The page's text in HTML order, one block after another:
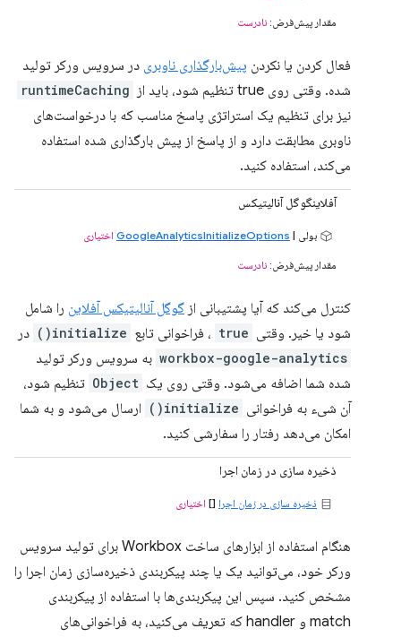
مقدار پیش‌فرض: نادرست
فعال کردن یا نکردن پیش‌بارگذاری ناوبری در سرویس ورکر تولید
شده. وقتی روی true تنظیم شود، باید از
runtimeCaching
نیز برای تنظیم یک استراتژی پاسخ مناسب که با درخواست‌های
ناوبری مطابقت دارد و از پاسخ از پیش بارگذاری شده استفاده
می‌کند، استفاده کنید.
آفلاینگوگل آنالیتیکس
بولی | GoogleAnalyticsInitializeOptions اختیاری
مقدار پیش‌فرض: نادرست
کنترل می‌کند که آیا پشتیبانی از گوگل آنالیتیکس آفلاین را شامل
شود یا خیر. وقتی true ، فراخوانی تابع initialize() در
workbox-google-analytics به سرویس ورکر تولید
شده شما اضافه می‌شود. وقتی روی یک Object تنظیم شود،
آن شیء به فراخوانی initialize()
ارسال می‌شود و به شما
امکان می‌دهد رفتار را سفارشی کنید.
ذخیره سازی در زمان اجرا
ذخیره سازی در زمان اجرا [] اختیاری
هنگام استفاده از ابزارهای ساخت Workbox برای تولید سرویس
ورکر خود، می‌توانید یک یا چند پیکربندی ذخیره‌سازی زمان اجرا را
مشخص کنید. سپس این پیکربندی‌ها با استفاده از پیکربندی
match و handler که تعریف می‌کنید، به فراخوانی‌های